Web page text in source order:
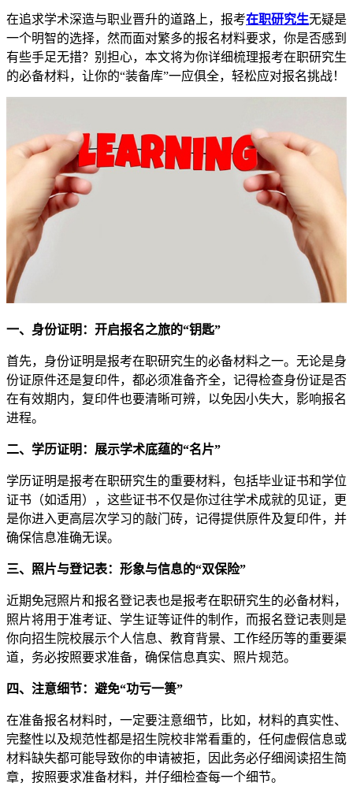
在追求学术深造与职业晋升的道路上，报考在职研究生无疑是
一个明智的选择，然而面对繁多的报名材料要求，你是否感到
有些手足无措？别担心，本文将为你详细梳理报考在职研究生
的必备材料，让你的“装备库”一应俱全，轻松应对报名挑战！
一、身份证明：开启报名之旅的“钥匙”
首先，身份证明是报考在职研究生的必备材料之一。无论是身
份证原件还是复印件，都必须准备齐全，记得检查身份证是否
在有效期内，复印件也要清晰可辨，以免因小失大，影响报名
进程。
二、学历证明：展示学术底蕴的“名片”
学历证明是报考在职研究生的重要材料，包括毕业证书和学位
证书（如适用），这些证书不仅是你过往学术成就的见证，更
是你进入更高层次学习的敲门砖，记得提供原件及复印件，并
确保信息准确无误。
三、照片与登记表：形象与信息的“双保险”
近期免冠照片和报名登记表也是报考在职研究生的必备材料，
照片将用于准考证、学生证等证件的制作，而报名登记表则是
你向招生院校展示个人信息、教育背景、工作经历等的重要渠
道，务必按照要求准备，确保信息真实、照片规范。
四、注意细节：避免“功亏一篑”
在准备报名材料时，一定要注意细节，比如，材料的真实性、
完整性以及规范性都是招生院校非常看重的，任何虚假信息或
材料缺失都可能导致你的申请被拒，因此务必仔细阅读招生简
章，按照要求准备材料，并仔细检查每一个细节。